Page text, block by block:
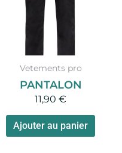
Vetements pro
PANTALON
11,90 €
Ajouter au panier